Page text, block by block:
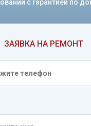
ЗАЯВКА НА РЕМОНТ
с гарантией по